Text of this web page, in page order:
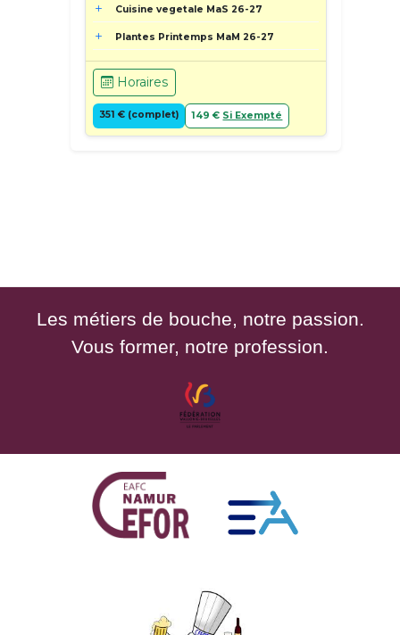
Cuisine vegetale MaS 26-27
Plantes Printemps MaM 26-27
Horaires
351 € (complet) 149 € Si Exempté
Les métiers de bouche, notre passion.
Vous former, notre profession.